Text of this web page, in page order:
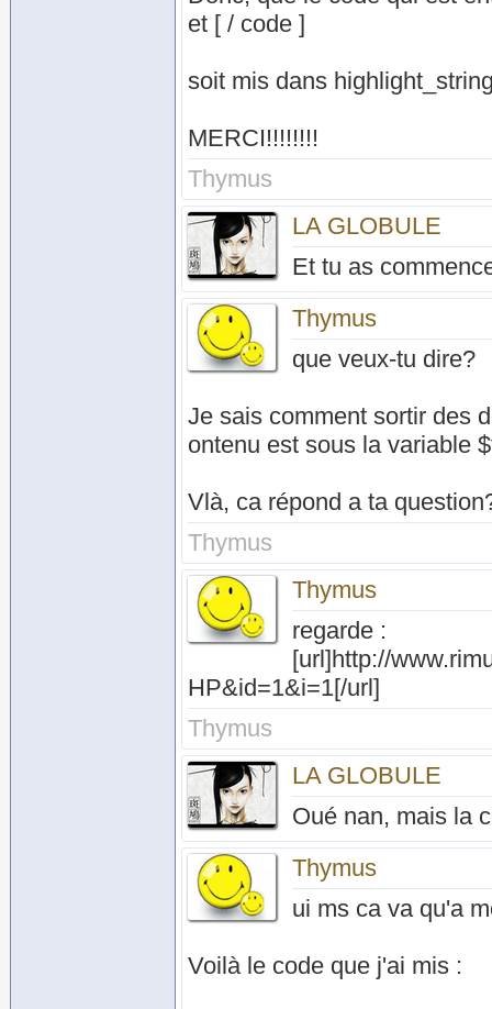
et [ / code ]
soit mis dans
MERCI!!!!!!!!
Thymus
LA GLOBULE
Et tu as
Thymus
que veux-tu dire?
Je sais comment sortir des
ontenu est sous la variable
Vlà, ca répond a ta
Thymus
Thymus
regarde :
[url]http://
HP&id=1&i=1[/url]
Thymus
LA GLOBULE
Oué nan, mais la
Thymus
ui ms ca va qu'a
Voilà le code que j'ai mis :